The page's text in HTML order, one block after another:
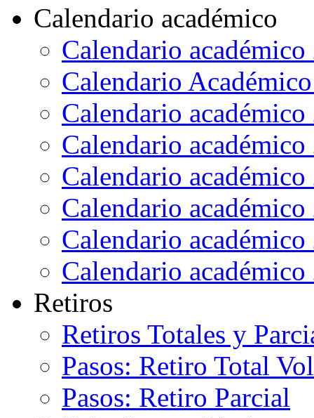
Calendario académico
Calendario académico
Calendario
Calendario académico
Calendario académico
Calendario académico
Calendario académico
Calendario académico
Calendario académico
Retiros
Retiros Totales y
Pasos: Retiro Total
Pasos: Retiro Parcial